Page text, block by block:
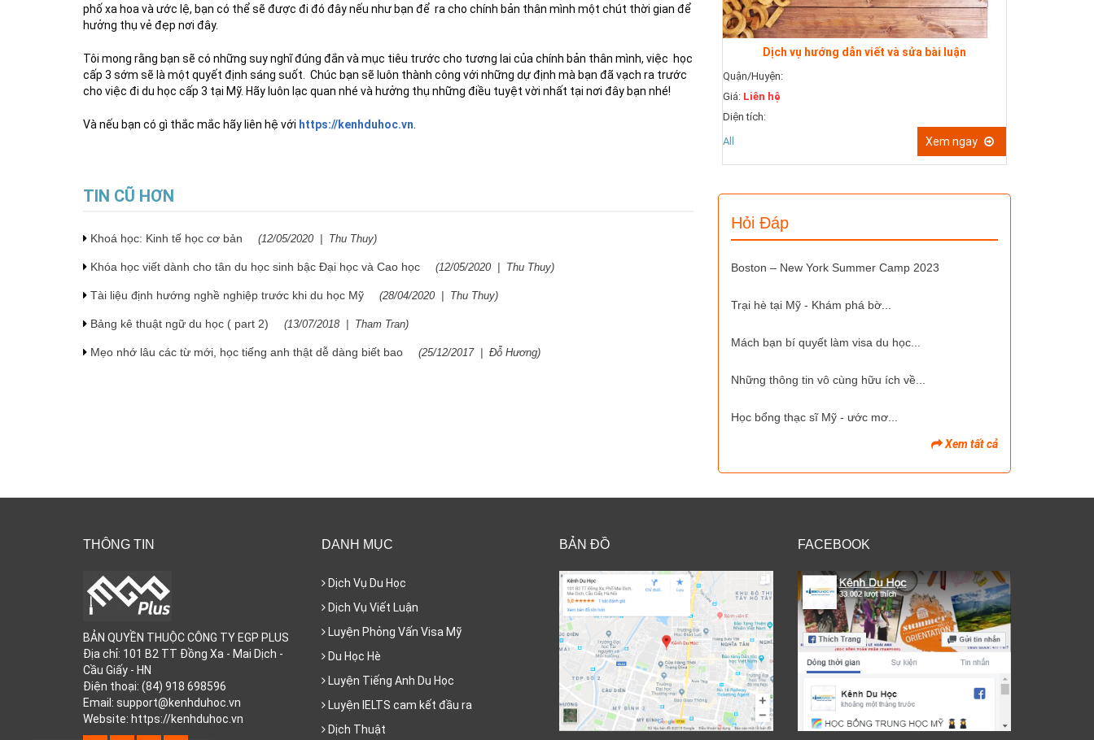
phố xa hoa và ước lệ, bạn có thể sẽ được đi đó đây nếu như bạn để ra cho chính bản thân mình một chút thời gian để
hưởng thụ vẻ đẹp nơi đây.
Tôi mong rằng bạn sẽ có những suy nghĩ đúng đắn và mục tiêu trước cho tương lai của chính bản thân mình, việc học
cấp 3 sớm sẽ là một quyết định sáng suốt. Chúc bạn sẽ luôn thành công với những dự định mà bạn đã vạch ra trước
cho việc đi du học cấp 3 tại Mỹ. Hãy luôn lạc quan nhé và hưởng thụ những điều tuyệt vời nhất tại nơi đây bạn nhé!
Và nếu bạn có gì thắc mắc hãy liên hệ với https://kenhduhoc.vn
TIN CŨ HƠN
Khoá học: Kinh tế học cơ bản (12/05/2020 Thu Thuy)
Khóa học viết dành cho tân du học sinh bậc Đại học và Cao học (12/05/2020 Thu Thuy)
Tài liệu định hướng nghề nghiệp trước khi du học Mỹ (28/04/2020 Thu Thuy)
Bảng kê thuật ngữ du học ( part 2) (13/07/2018 Tham Tran)
Mẹo nhớ lâu các từ mới, học tiếng anh thật dễ dàng biết bao (25/12/2017| Đỗ Hương)
Quận/Huyện:
Giá: Liên hệ
Quận/Huyện:
Giá:Liên hệ
Diện tích:
Dịch vụ hướng dẫn viết và sửa bài luận
Quận/Huyện:
Giá: Liên hệ
Diện tích:
All
Xem ngay
Hỏi Đáp
Boston – New York Summer Camp 2023
Trại hè tại Mỹ - Khám phá bờ...
Mách bạn bí quyết làm visa du học...
Những thông tin vô cùng hữu ích về...
Học bổng thạc sĩ Mỹ - ước mơ...
Xem tất cả
THÔNG TIN
BẢN QUYỀN THUỘC CÔNG TY EGP PLUS
Địa chỉ: 101 B2 TT Đồng Xa - Mai Dịch -
Cầu Giấy - HN
Điện thoại: (84) 918 698596
Email: support@kenhduhoc.vn
Website: https://kenhduhoc.vn
DANH MỤC
Dịch Vụ Du Học
Dịch Vụ Viết Luận
Luyện Phỏng Vấn Visa Mỹ
Du Học Hè
Luyện Tiếng Anh Du Học
Luyện IELTS cam kết đầu ra
Dịch Thuật
BẢN ĐỒ FACEBOOK